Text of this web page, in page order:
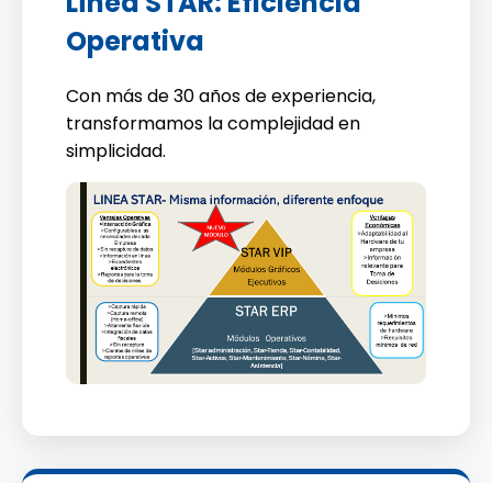
Operativa
Con más de 30 años de experiencia,
transformamos la complejidad en
simplicidad.